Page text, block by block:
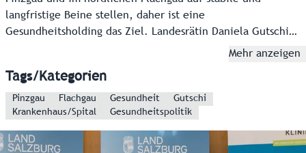
langfristige Beine stellen, daher ist eine
Gesundheitsholding das Ziel. Landesrätin Daniela Gutschi
möchte damit die Eigenständigkeit der Spitäler
Oberndorf behalten und die Zusammenarbeit stärken. Die
Patienten und Mitarbeiter werden kaum Veränderungen
wahrnehmen, "außer, dass es besser wird", so Gutschi.
Mehr anzeigen
Tags/Kategorien
Pinzgau Flachgau Gesundheit
Gutschi
Krankenhaus/Spital
Gesundheitspolitik